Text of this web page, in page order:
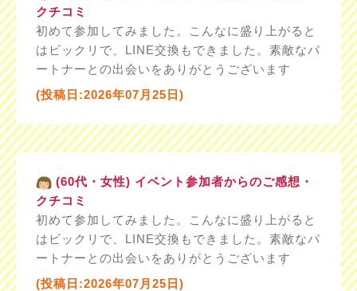
クチコミ
初めて参加してみました。こんなに盛り上がると
はビックリで、LINE交換もできました。素敵なパ
ートナーとの出会いをありがとうございます
(投稿日:2026年07月25日)
(60代・女性) イベント参加者からのご感想・
クチコミ
初めて参加してみました。こんなに盛り上がると
はビックリで、LINE交換もできました。素敵なパ
ートナーとの出会いをありがとうございます
(投稿日:2026年07月25日)